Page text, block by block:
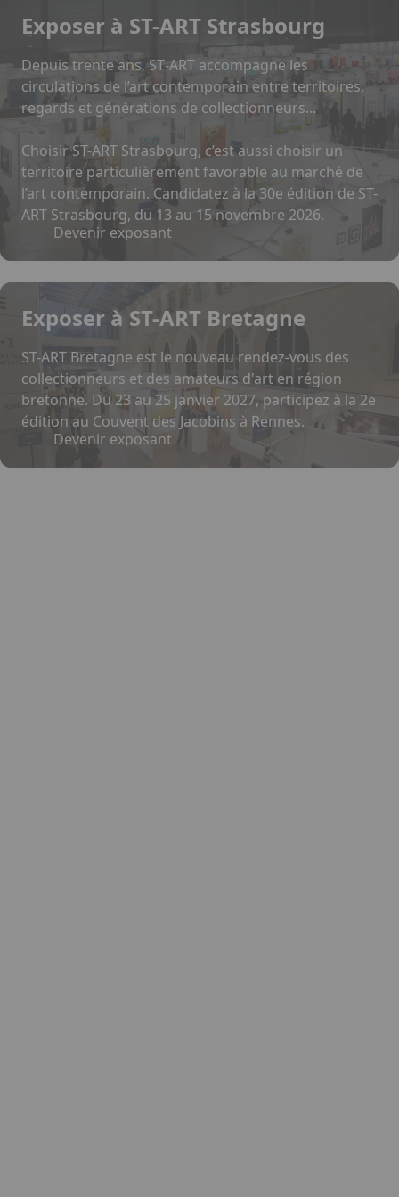
Exposer à ST-ART Strasbourg
Depuis trente ans, ST‑ART accompagne les
circulations de l’art contemporain entre territoires,
regards et générations de collectionneurs...
Choisir ST-ART Strasbourg, c’est aussi choisir un
territoire particulièrement favorable au marché de
l’art contemporain. Candidatez à la 30e édition de ST-
ART Strasbourg, du 13 au 15 novembre 2026.
Devenir exposant
Exposer à ST-ART Bretagne
ST-ART Bretagne est le nouveau rendez-vous des
collectionneurs et des amateurs d'art en région
bretonne. Du 23 au 25 janvier 2027, participez à la 2e
édition au Couvent des Jacobins à Rennes.
Devenir exposant